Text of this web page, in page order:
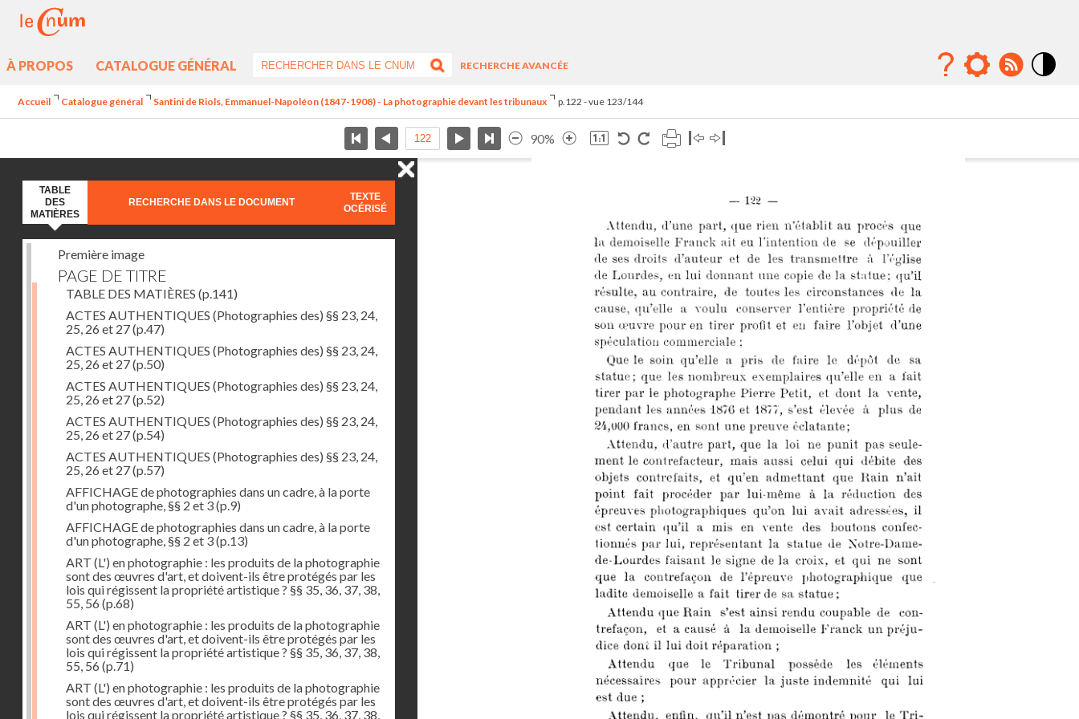
À PROPOS CATALOGUE GÉNÉRAL
RECHERCHE AVANCÉE
Accueil Catalogue général Santini de Riols, Emmanuel-Napoléon (1847-1908) - La photographie devant les tribunaux p.122 - vue 123/144
90%
TABLE
DES
MATIÈRES
RECHERCHE DANS LE DOCUMENT
TEXTE
OCÉRISÉ
Première image
PAGE DE TITRE
TABLE DES MATIÈRES (p.141)
ACTES AUTHENTIQUES (Photographies des) §§ 23, 24,
25, 26 et 27(p.47)
ACTES AUTHENTIQUES (Photographies des) §§ 23, 24,
25, 26 et 27(p.50)
ACTES AUTHENTIQUES (Photographies des) §§ 23, 24,
25, 26 et 27(p.52)
ACTES AUTHENTIQUES (Photographies des) §§ 23, 24,
25, 26 et 27(p.54)
ACTES AUTHENTIQUES (Photographies des) §§ 23, 24,
25, 26 et 27(p.57)
AFFICHAGE de photographies dans un cadre, à la porte
d'un photographe, §§ 2 et 3(p.9)
AFFICHAGE de photographies dans un cadre, à la porte
d'un photographe, §§ 2 et 3(p.13)
ART (L') en photographie : les produits de la photographie
sont des œuvres d'art, et doivent-ils être protégés par les
lois qui régissent la propriété artistique ? §§ 35, 36, 37, 38,
55, 56 (p.68)
ART (L') en photographie : les produits de la photographie
sont des œuvres d'art, et doivent-ils être protégés par les
lois qui régissent la propriété artistique ? §§ 35, 36, 37, 38,
55, 56 (p.71)
ART (L') en photographie : les produits de la photographie
sont des œuvres d'art, et doivent-ils être protégés par les
lois qui régissent la propriété artistique ? §§ 35, 36, 37, 38,